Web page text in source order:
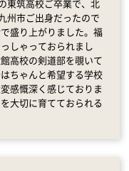
東筑高校ご卒業で、北
州市ご出身だったので
盛り上がりました。福
しゃっておられまし
高校の剣道部を覗いて
ちゃんと希望する学校
感慨深く感じておりま
大切に育てておられる